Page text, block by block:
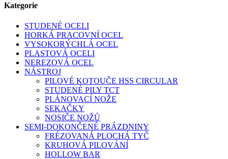
Kategorie
STUDENÉ OCELI
HORKÁ PRACOVNÍ OCEL
VYSOKORÝCHLÁ OCEL
PLASTOVÁ OCELI
NEREZOVÁ OCEL
NÁSTROJ
PILOVÉ KOTOUČE HSS CIRCULAR
STUDENÉ PILY TCT
PLÁNOVACÍ NOŽE
SEKAČKY
NOSIČE NOŽŮ
SEMI-DOKONČENÉ PRÁZDNINY
FRÉZOVANÁ PLOCHÁ TYČ
KRUHOVÁ PILOVÁNÍ
HOLLOW BAR